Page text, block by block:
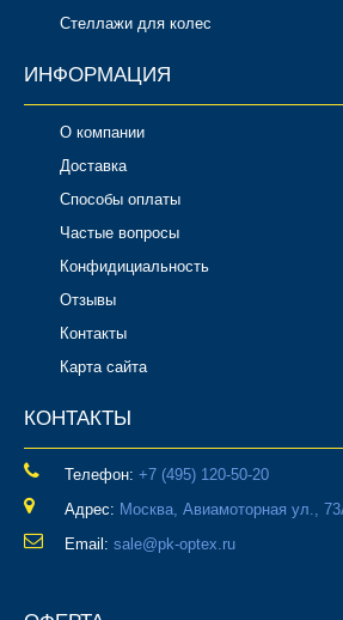
Стеллажи для колес
ИНФОРМАЦИЯ
О компании
Доставка
Способы оплаты
Частые вопросы
Конфидициальность
Отзывы
Контакты
Карта сайта
КОНТАКТЫ
Телефон: ‎+7 (495) 120-50-20
Адрес: Москва, Авиамоторная ул.,
Email: sale@pk-optex.ru